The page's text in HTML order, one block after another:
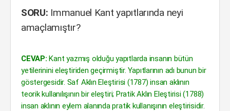
SORU: Immanuel Kant yapıtlarında neyi
amaçlamıştır?
CEVAP: Kant yazmış olduğu yapıtlarda insanın bütün
yetilerinini eleştiriden geçirmiştir. Yapıtlarının adı bunun bir
göstergesidir. Saf Aklın Eleştirisi (1787) insan aklının
teorik kullanılışının bir eleştiri; Pratik Aklın Eleştirisi (1788)
insan aklının eylem alanında pratik kullanışının eleştirisidir.